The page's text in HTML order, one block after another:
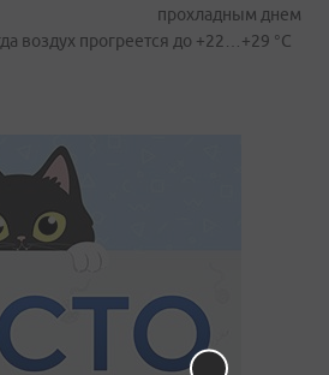
прохладным днем
воздух прогреется до +22…+29 °С